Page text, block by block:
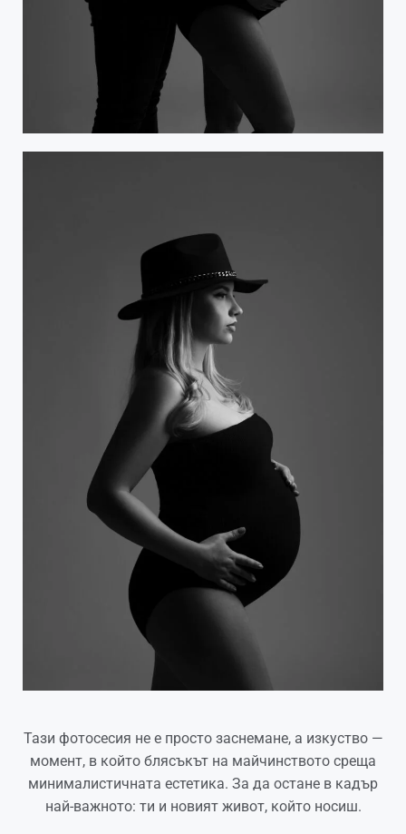
Тази фотосесия не е просто заснемане, а изкуство —
момент, в който блясъкът на майчинството среща
минималистичната естетика. За да остане в кадър
най-важното: ти и новият живот, който носиш.